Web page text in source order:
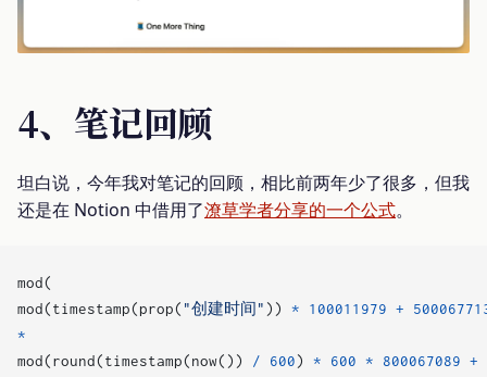
4、笔记回顾
坦白说，今年我对笔记的回顾，相比前两年少了很多，但我
还是在 Notion 中借用了潦草学者分享的一个公式。
mod(
mod(timestamp(prop( "创建时间" )) * 100011979 +
*
mod(round(timestamp(now()) / 600) * 600 * 800067089 +